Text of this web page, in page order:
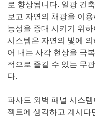
로 향상됩니다. 일광 건
보고 자연의 채광을 이
능성을 증대 시키기 위하
시스템은 자연의 빛에
어 내는 사각 현상을 극
적으로 즐길 수 있는 무
다.
파사드 외벽 패널 시스
젝트에 생각하고 계시다